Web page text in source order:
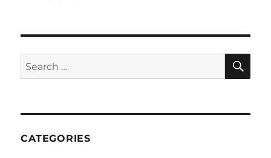
BlackBerry
»
Search
for:
CATEGORIES